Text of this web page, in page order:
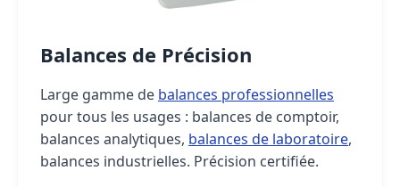
Balances de Précision
Large gamme de balances professionnelles
pour tous les usages : balances de comptoir,
balances analytiques, balances de laboratoire,
balances industrielles. Précision certifiée.